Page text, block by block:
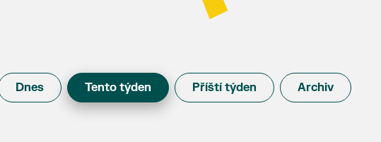
Dnes Tento týden Příští týden Archiv